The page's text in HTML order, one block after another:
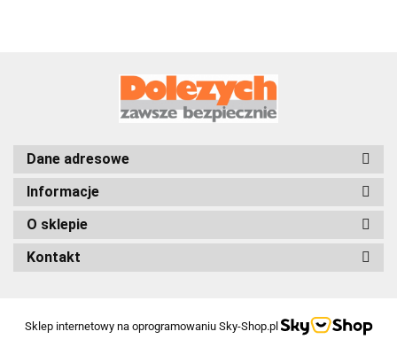
Dane adresowe
Informacje
O sklepie
Kontakt
Sklep internetowy na oprogramowaniu Sky-Shop.pl